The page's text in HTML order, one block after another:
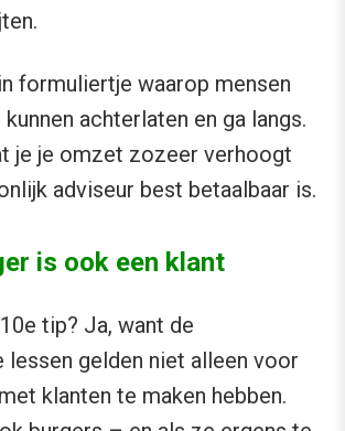
formuliertje waarop mensen
achterlaten en ga langs.
je je omzet zozeer verhoogt
adviseur best betaalbaar is.
is ook een klant
tip? Ja, want de
lessen gelden niet alleen voor
klanten te maken hebben.